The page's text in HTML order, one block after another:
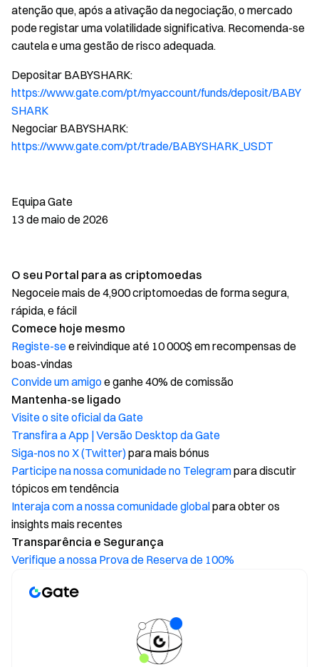
atenção que, após a ativação da negociação, o mercado
pode registar uma volatilidade significativa. Recomenda-se
cautela e uma gestão de risco adequada.
Depositar BABYSHARK:
https://www.gate.com/pt/myaccount/funds/deposit/BABY
SHARK
Negociar BABYSHARK:
https://www.gate.com/pt/trade/BABYSHARK_USDT
Equipa Gate
13 de maio de 2026
O seu Portal para as criptomoedas
Negoceie mais de 4,900 criptomoedas de forma segura,
rápida, e fácil
Comece hoje mesmo
Registe-see reivindique até 10 000$ em recompensas de
boas-vindas
Convide um amigo e ganhe 40% de comissão
Mantenha-se ligado
Visite o site oficial da Gate
Transfira a App | Versão Desktop da Gate
Siga-nos no X (Twitter)para mais bónus
Participe na nossa comunidade no Telegrampara discutir
tópicos em tendência
Interaja com a nossa comunidade globalpara obter os
insights mais recentes
Transparência e Segurança
Verifique a nossa Prova de Reserva de 100%